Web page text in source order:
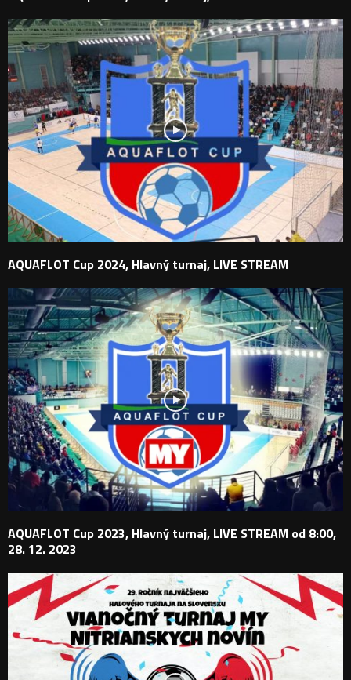
AQUAFLOT Cup 2024, Hlavný turnaj, LIVE STREAM
AQUAFLOT Cup 2023, Hlavný turnaj, LIVE STREAM od 8:00,
28. 12. 2023